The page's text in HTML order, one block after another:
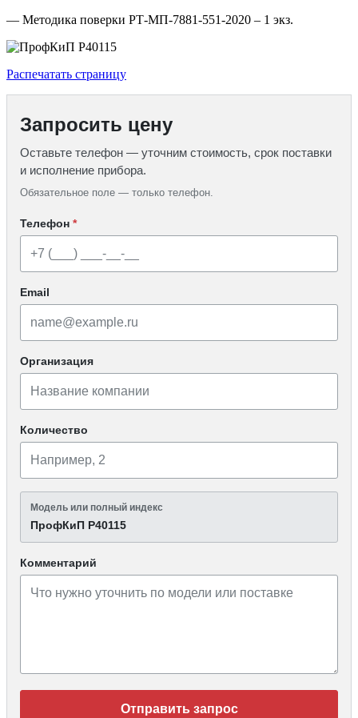
— Методика поверки РТ-МП-7881-551-2020 – 1 экз.
Распечатать страницу
Запросить цену
Оставьте телефон — уточним стоимость, срок поставки
и исполнение прибора.
Обязательное поле — только телефон.
Телефон *
Email
Организация
Количество
Модель или полный индекс
ПрофКиП Р40115
Комментарий
Отправить запрос